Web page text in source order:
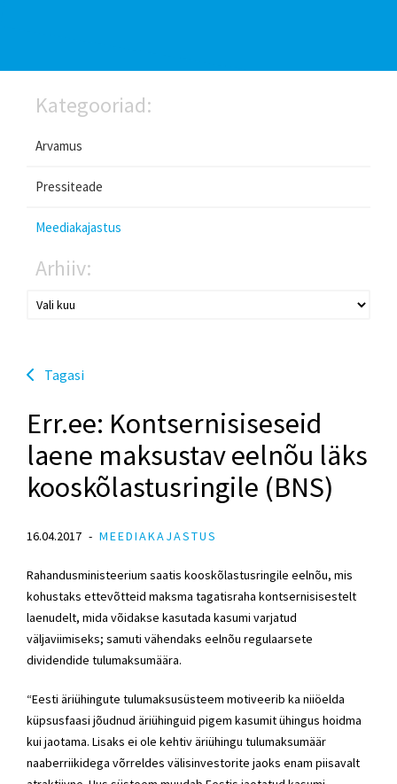
Kategooriad:
Arvamus
Pressiteade
Meediakajastus
Arhiiv:
Tagasi
Err.ee: Kontsernisiseseid
laene maksustav eelnõu läks
kooskõlastusringile (BNS)
16.04.2017 MEEDIAKAJASTUS
Rahandusministeerium saatis kooskõlastusringile eelnõu, mis
kohustaks ettevõtteid maksma tagatisraha kontsernisisestelt
laenudelt, mida võidakse kasutada kasumi varjatud
väljaviimiseks; samuti vähendaks eelnõu regulaarsete
dividendide tulumaksumäära.
“Eesti äriühingute tulumaksusüsteem motiveerib ka niiöelda
küpsusfaasi jõudnud äriühinguid pigem kasumit ühingus hoidma
kui jaotama. Lisaks ei ole kehtiv äriühingu tulumaksumäär
naaberriikidega võrreldes välisinvestorite jaoks enam piisavalt